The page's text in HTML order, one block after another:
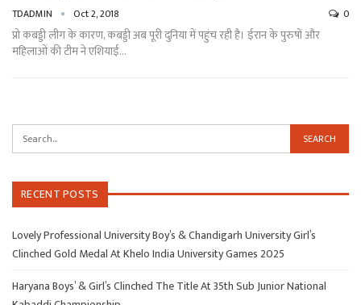
TDADMIN Oct 2, 2018 0
प्रो कबड्डी लीग के कारण, कबड्डी अब पूरी दुनिया में पहुंच रही है। ईरान के पुरुषों और
महिलाओं की टीम ने एशियाई…
RECENT POSTS
Lovely Professional University Boy’s & Chandigarh University Girl’s
Clinched Gold Medal At Khelo India University Games 2025
Haryana Boys’ & Girl’s Clinched The Title At 35th Sub Junior National